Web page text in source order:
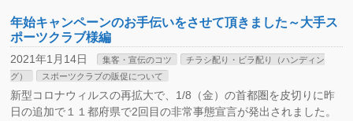
年始キャンペーンのお手伝いをさせて頂きました～大手ス
ポーツクラブ様編
2021年1月14日 集客・宣伝のコツ
チラシ配り・ビラ配り（ハンディン
グ）
スポーツクラブの販促について
新型コロナウィルスの再拡大で、1/8（金）の首都圏を皮切りに昨
日の追加で１１都府県で2回目の非常事態宣言が発出されました。